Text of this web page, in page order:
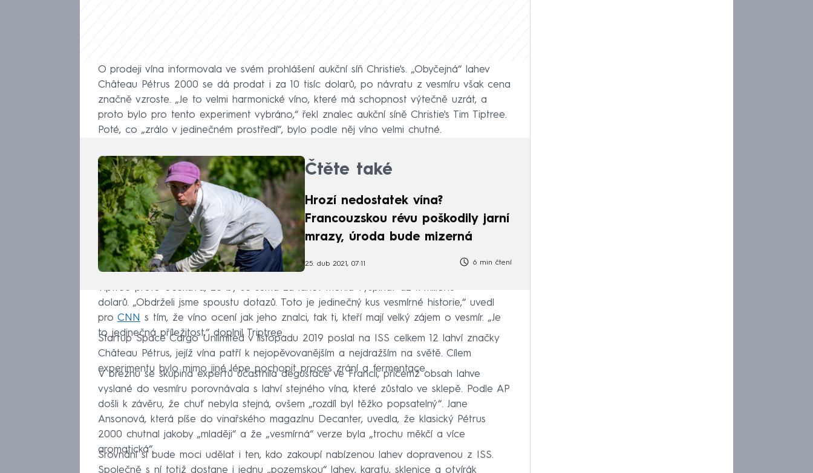
O prodeji vína informovala ve svém prohlášení aukční síň Christie's. „Obyčejná“ lahev
Château Pétrus 2000 se dá prodat i za 10 tisíc dolarů, po návratu z vesmíru však cena
značně vzroste. „Je to velmi harmonické víno, které má schopnost výtečně uzrát, a
proto bylo pro tento experiment vybráno,“ řekl znalec aukční síně Christie's Tim Tiptree.
Poté, co „zrálo v jedinečném prostředí“, bylo podle něj víno velmi chutné.
Čtěte také
Hrozí nedostatek vína?
Francouzskou révu poškodily jarní
mrazy, úroda bude mizerná
25. dub 2021, 07:11 6 min čtení
Tiptree proto očekává, že by se suma za lahev mohla vyšplhat až k milionu
dolarů. „Obdrželi jsme spoustu dotazů. Toto je jedinečný kus vesmírné historie,“ uvedl
pro CNN s tím, že víno ocení jak jeho znalci, tak ti, kteří mají velký zájem o vesmír. „Je
to jedinečná příležitost,“ doplnil Triptree.
Startup Space Cargo Unlimited v listopadu 2019 poslal na ISS celkem 12 lahví značky
Château Pétrus, jejíž vína patří k nejopěvovanějším a nejdražším na světě. Cílem
experimentu bylo mimo jiné lépe pochopit proces zrání a fermentace.
V březnu se skupina expertů účastnila degustace ve Francii, přičemž obsah lahve
vyslané do vesmíru porovnávala s lahví stejného vína, které zůstalo ve sklepě. Podle AP
došli k závěru, že chuť nebyla stejná, ovšem „rozdíl byl těžko popsatelný“. Jane
Ansonová, která píše do vinařského magazínu Decanter, uvedla, že klasický Pétrus
2000 chutnal jakoby „mlaději“ a že „vesmírná“ verze byla „trochu měkčí a více
aromatická“.
Srovnání si bude moci udělat i ten, kdo zakoupí nabízenou lahev dopravenou z ISS.
Společně s ní totiž dostane i jednu „pozemskou“ lahev, karafu, sklenice a otvírák